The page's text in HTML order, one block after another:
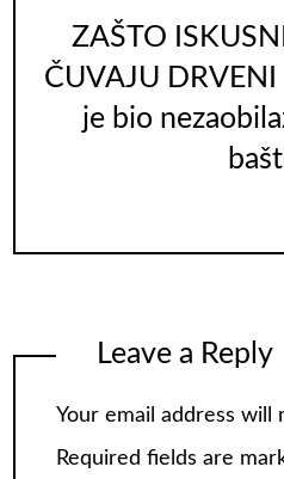
ZAŠTO
ČUVAJU DRVENI
je bio
Leave a Reply
Your email address will
Required fields are